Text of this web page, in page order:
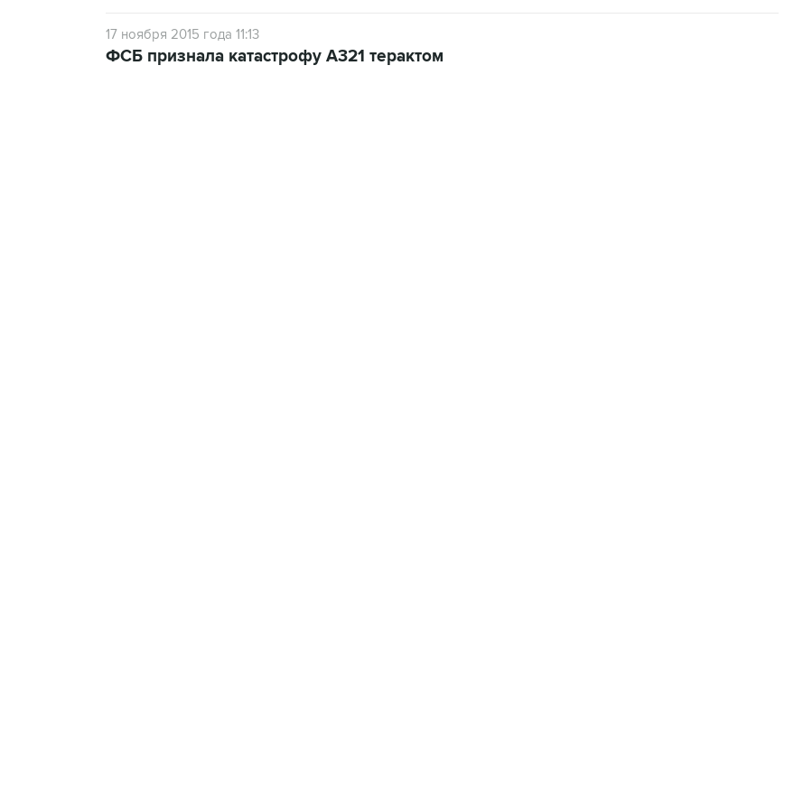
17 ноября 2015 года 11:13
ФСБ признала катастрофу A321 терактом